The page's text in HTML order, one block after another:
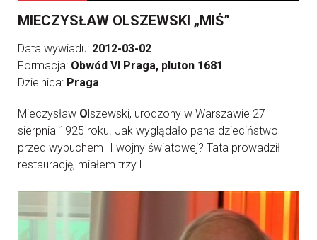
MIECZYSŁAW OLSZEWSKI „MIŚ”
Data wywiadu: 2012-03-02
Formacja: Obwód VI Praga, pluton 1681
Dzielnica: Praga
Mieczysław Olszewski, urodzony w Warszawie 27
sierpnia 1925 roku. Jak wyglądało pana dzieciństwo
przed wybuchem II wojny światowej? Tata prowadził
restaurację, miałem trzy l ...